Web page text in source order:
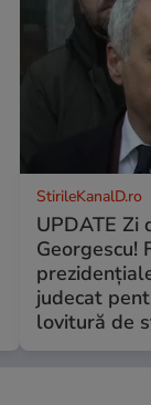
StirileKanalD.ro
UPDATE Zi
Georgescu!
judecat
lovitură de